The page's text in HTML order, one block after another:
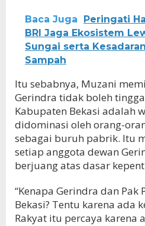
Baca Juga
Peringati
BRI Jaga Ekosistem
Sungai serta
Sampah
Itu sebabnya, Muzani
Gerindra tidak boleh
Kabupaten Bekasi adalah
didominasi oleh orang-
sebagai buruh pabrik. Itu
setiap anggota dewan
berjuang atas dasar
“Kenapa Gerindra dan Pak
Bekasi? Tentu karena ada
Rakyat itu percaya karena